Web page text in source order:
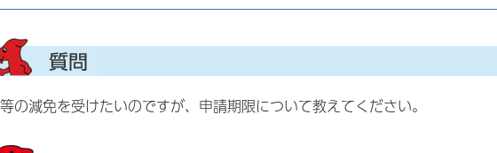
の減免を受けたいのですが、申請期限について教えてください。